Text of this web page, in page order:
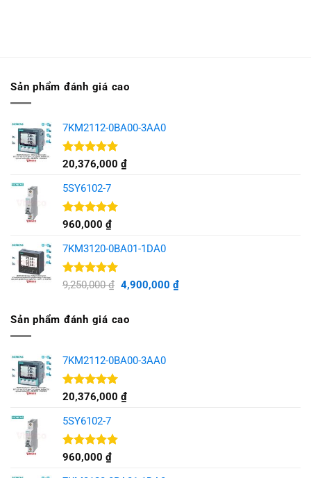
Sản phẩm đánh giá cao
7KM2112-0BA00-3AA0
Được xếp
5 sao
20,376,000 ₫
5SY6102-7
Được xếp
5 sao
960,000 ₫
7KM3120-0BA01-1DA0
Được xếp
9,250,000₫ Giá
9,250,000 ₫.
4,900,000 ₫Giá
Sản phẩm đánh giá cao
7KM2112-0BA00-3AA0
Được xếp
5 sao
20,376,000 ₫
5SY6102-7
Được xếp
960,000 ₫